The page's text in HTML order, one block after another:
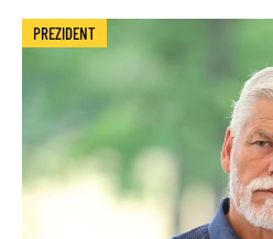
PREZIDENT